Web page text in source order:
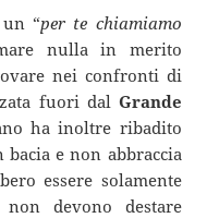
“per te chiamiamo
nulla in merito
nei confronti di
fuori dal Grande
ha inoltre ribadito
bacia e non abbraccia
essere solamente
devono destare